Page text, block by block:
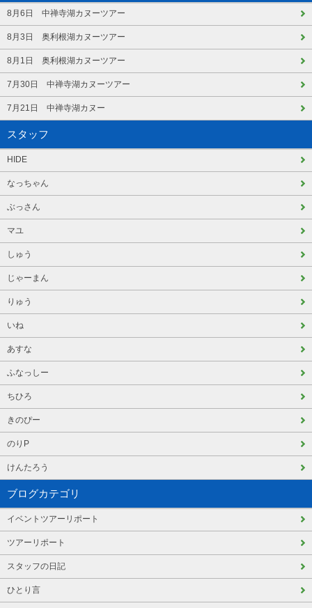
8月6日 中禅寺湖カヌーツアー
8月3日 奥利根湖カヌーツアー
8月1日 奥利根湖カヌーツアー
7月30日 中禅寺湖カヌーツアー
7月21日 中禅寺湖カヌー
スタッフ
HIDE
なっちゃん
ぶっさん
マユ
しゅう
じゃーまん
りゅう
いね
あすな
ふなっしー
ちひろ
きのぴー
のりP
けんたろう
ブログカテゴリ
イベントツアーリポート
ツアーリポート
スタッフの日記
ひとり言